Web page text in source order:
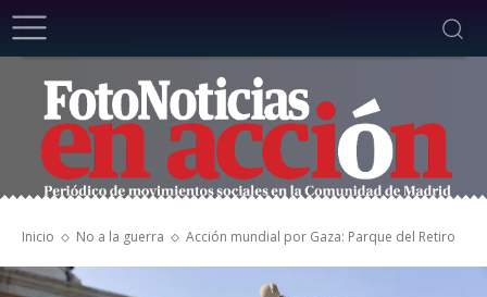
Inicio No a la guerra Acción mundial por Gaza: Parque del Retiro